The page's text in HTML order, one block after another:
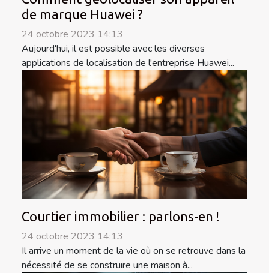
de marque Huawei ?
24 octobre 2023 14:13
Aujourd'hui, il est possible avec les diverses
applications de localisation de l'entreprise Huawei...
Courtier immobilier : parlons-en !
24 octobre 2023 14:13
Il arrive un moment de la vie où on se retrouve dans la
nécessité de se construire une maison à...